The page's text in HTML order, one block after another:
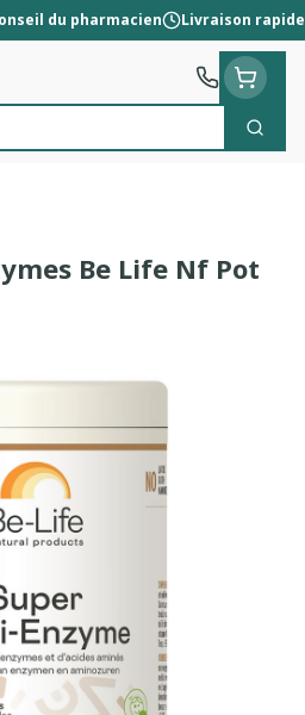
du pharmacien Livraison rapide
Be Life Nf Pot